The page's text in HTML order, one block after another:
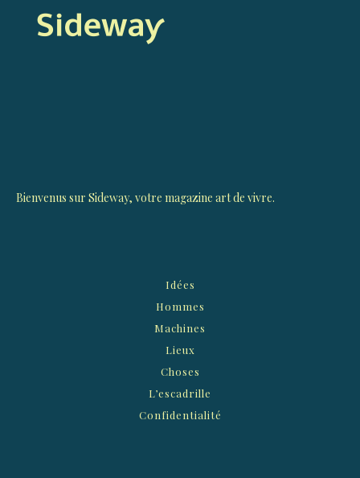
Bienvenus sur Sideway, votre magazine art de vivre.
Idées
Hommes
Machines
Lieux
Choses
L’escadrille
Confidentialité